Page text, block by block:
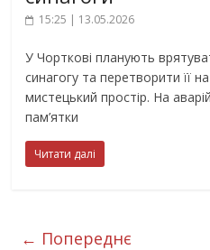
15:25 | 13.05.2026
У Чорткові планують
синагогу та перетворити її
мистецький простір. На
пам’ятки
Читати далі
← Попереднє